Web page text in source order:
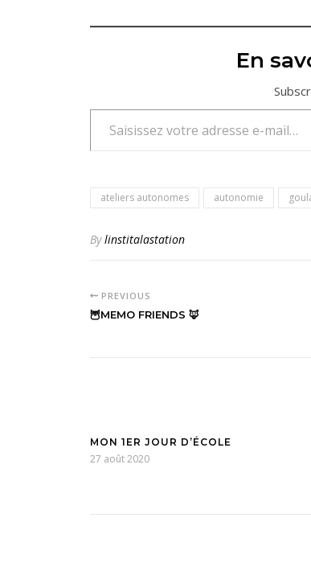
En
Saisissez votre adresse e-mail…
ateliers autonomes autonomie
Bylinstitalastation
PREVIOUS
🦉MEMO FRIENDS 🦊
MON 1ER JOUR D’ÉCOLE
27 août 2020